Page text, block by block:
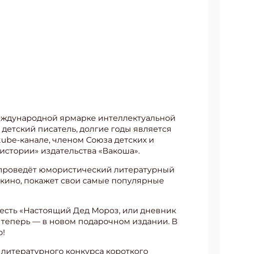
ярмарке интеллектуальной
писатель, долгие годы является
канале, членом Союза детских и
издательства «Вакоша».
юмористический литературный
покажет свои самые популярные
«Настоящий Дед Мороз, или дневник
— в новом подарочном издании. В
конкурса короткого